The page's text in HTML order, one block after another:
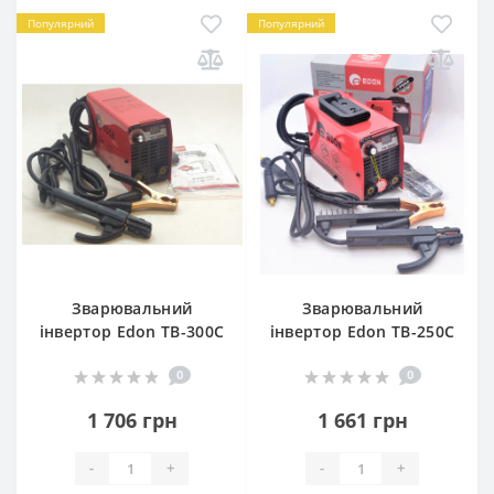
Популярний
Зварювальний
інвертор Edon TB-300C
0
1 706 грн
- +
Популярний
Зварювальний
інвертор Edon TB-250C
0
1 661 грн
- +